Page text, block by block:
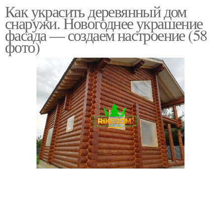
Как украсить деревянный дом
снаружи. Новогоднее украшение
фасада — создаем настроение (58
фото)